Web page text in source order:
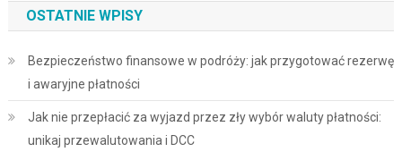
OSTATNIE WPISY
Bezpieczeństwo finansowe w podróży: jak przygotować rezerwę
i awaryjne płatności
Jak nie przepłacić za wyjazd przez zły wybór waluty płatności:
unikaj przewalutowania i DCC